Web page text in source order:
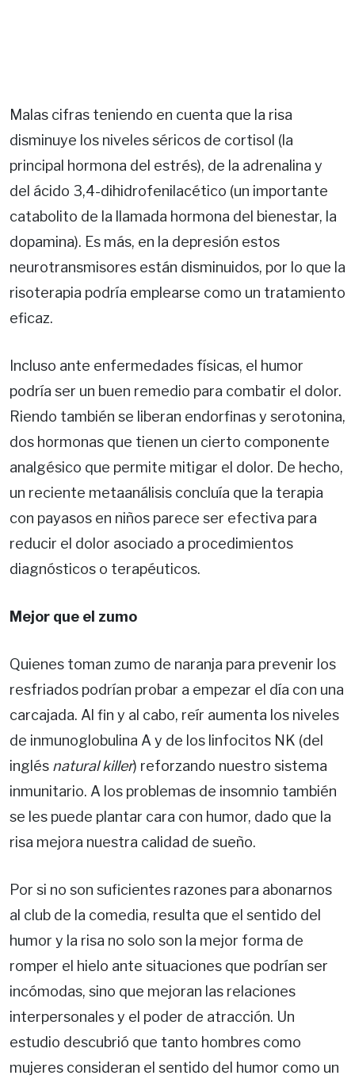
Malas cifras teniendo en cuenta que la risa
disminuye los niveles séricos de cortisol (la
principal hormona del estrés), de la adrenalina y
del ácido 3,4-dihidrofenilacético (un importante
catabolito de la llamada hormona del bienestar, la
dopamina). Es más, en la depresión estos
neurotransmisores están disminuidos, por lo que la
risoterapia podría emplearse como un tratamiento
eficaz.
Incluso ante enfermedades físicas, el humor
podría ser un buen remedio para combatir el dolor.
Riendo también se liberan endorfinas y serotonina,
dos hormonas que tienen un cierto componente
analgésico que permite mitigar el dolor. De hecho,
un reciente metaanálisis concluía que la terapia
con payasos en niños parece ser efectiva para
reducir el dolor asociado a procedimientos
diagnósticos o terapéuticos.
Mejor que el zumo
Quienes toman zumo de naranja para prevenir los
resfriados podrían probar a empezar el día con una
carcajada. Al fin y al cabo, reír aumenta los niveles
de inmunoglobulina A y de los linfocitos NK (del
inglés natural killer) reforzando nuestro sistema
inmunitario. A los problemas de insomnio también
se les puede plantar cara con humor, dado que la
risa mejora nuestra calidad de sueño.
Por si no son suficientes razones para abonarnos
al club de la comedia, resulta que el sentido del
humor y la risa no solo son la mejor forma de
romper el hielo ante situaciones que podrían ser
incómodas, sino que mejoran las relaciones
interpersonales y el poder de atracción. Un
estudio descubrió que tanto hombres como
mujeres consideran el sentido del humor como un